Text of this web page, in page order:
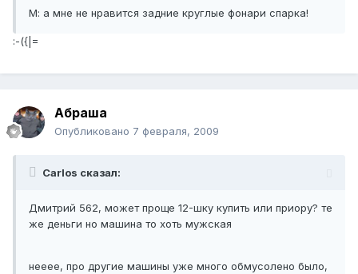
М: а мне не нравится задние круглые фонари спарка!
:-({|=
Абраша
Опубликовано 7 февраля, 2009
Carlos сказал:
Дмитрий 562, может проще 12-шку купить или приору? те
же деньги но машина то хоть мужская
нееее, про другие машины уже много обмусолено было,